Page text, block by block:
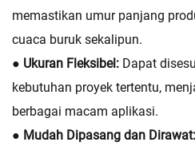
memastikan umur panjang
cuaca buruk sekalipun.
● Ukuran Fleksibel: Dapat
kebutuhan proyek tertentu,
berbagai macam aplikasi.
● Mudah Dipasang dan Dirawat: